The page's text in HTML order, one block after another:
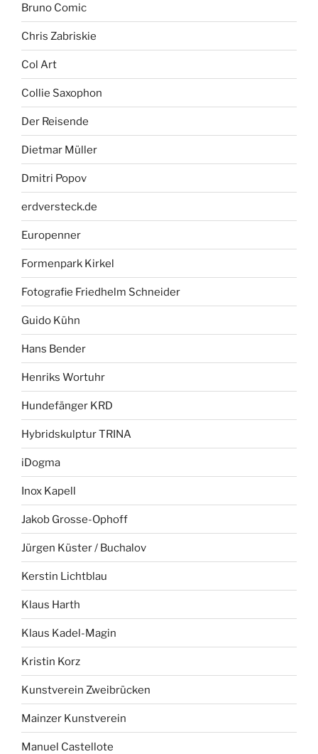
Bruno Comic
Chris Zabriskie
Col Art
Collie Saxophon
Der Reisende
Dietmar Müller
Dmitri Popov
erdversteck.de
Europenner
Formenpark Kirkel
Fotografie Friedhelm Schneider
Guido Kühn
Hans Bender
Henriks Wortuhr
Hundefänger KRD
Hybridskulptur TRINA
iDogma
Inox Kapell
Jakob Grosse-Ophoff
Jürgen Küster / Buchalov
Kerstin Lichtblau
Klaus Harth
Klaus Kadel-Magin
Kristin Korz
Kunstverein Zweibrücken
Mainzer Kunstverein
Manuel Castellote